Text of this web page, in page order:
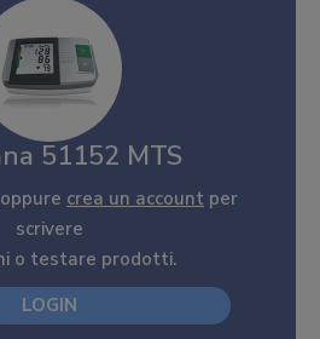
51152 MTS
oppure crea un account per
scrivere
o testare prodotti.
LOGIN